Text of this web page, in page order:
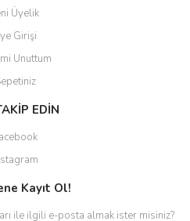
Üyelik
Girişi
Unuttum
EDİN
Kayıt Ol!
ile ilgili e-posta almak ister misiniz?